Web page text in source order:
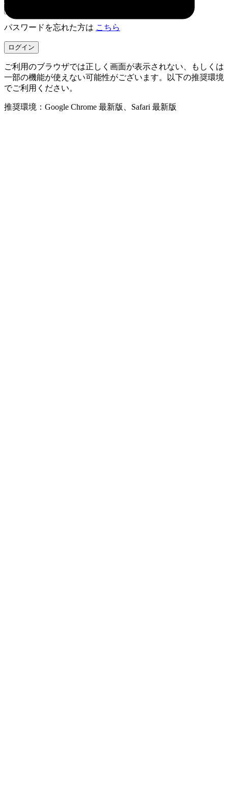
パスワードを忘れた方は こちら
ご利用のブラウザでは正しく画面が表示されない、もしくは
一部の機能が使えない可能性がございます。以下の推奨環境
でご利用ください。
推奨環境：Google Chrome 最新版、Safari 最新版